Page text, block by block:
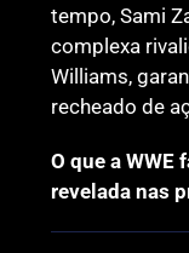
tempo, Sami
complexa
Williams,
recheado de
O que a WWE
revelada nas